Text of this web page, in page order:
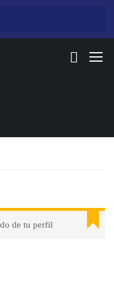
de tu perfil